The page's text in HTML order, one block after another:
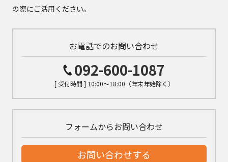
の際にご活用ください。
お電話でのお問い合わせ
092-600-1087
[ 受付時間 ] 10:00～18:00（年末年始除く）
フォームからお問い合わせ
お問い合わせする